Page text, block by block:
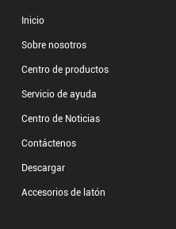
Inicio
Sobre nosotros
Centro de productos
Servicio de ayuda
Centro de Noticias
Contáctenos
Descargar
Accesorios de latón